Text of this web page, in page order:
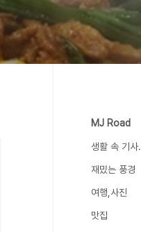
MJ Road
생활 속 기사.
재밌는 풍경
여행,사진
맛집